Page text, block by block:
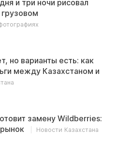
и три ночи рисовал
но варианты есть: как
между Казахстаном и
замену Wildberries:
Новости Казахстана